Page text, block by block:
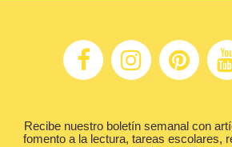
Recibe nuestro boletín semanal con
fomento a la lectura, tareas escolares,